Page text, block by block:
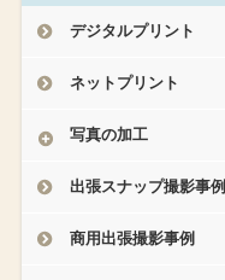
デジタルプリント
ネットプリント
写真の加工
出張スナップ撮影事例
商用出張撮影事例